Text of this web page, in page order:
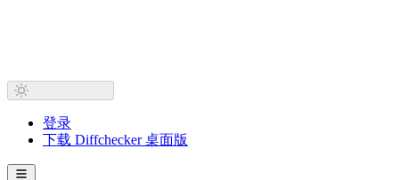
登录
下载 Diffchecker 桌面版